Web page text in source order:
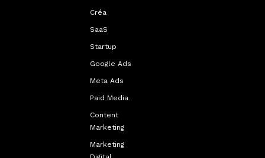
Créa
SaaS
Startup
Google Ads
Meta Ads
Paid Media
Content
Marketing
Marketing